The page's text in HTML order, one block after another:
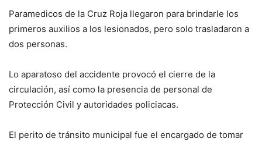
Paramedicos de la Cruz Roja llegaron para brindarle los
primeros auxilios a los lesionados, pero solo trasladaron a
dos personas.
Lo aparatoso del accidente provocó el cierre de la
circulación, así como la presencia de personal de
Protección Civil y autoridades policiacas.
El perito de tránsito municipal fue el encargado de tomar